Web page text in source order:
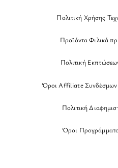
Πολιτική Χρήσης
Προϊόντα Φιλικά
Πολιτική
Όροι Affiliate Συνδέσμων
Πολιτική
Όροι